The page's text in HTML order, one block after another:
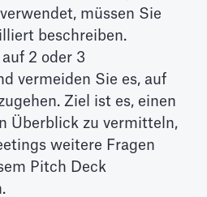
müssen Sie
beschreiben.
2 oder 3
vermeiden Sie es, auf
Ziel ist es, einen
Überblick zu vermitteln,
weitere Fragen
Pitch Deck